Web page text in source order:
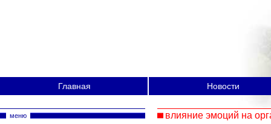
Главная Новости
влияние эмоций на
меню